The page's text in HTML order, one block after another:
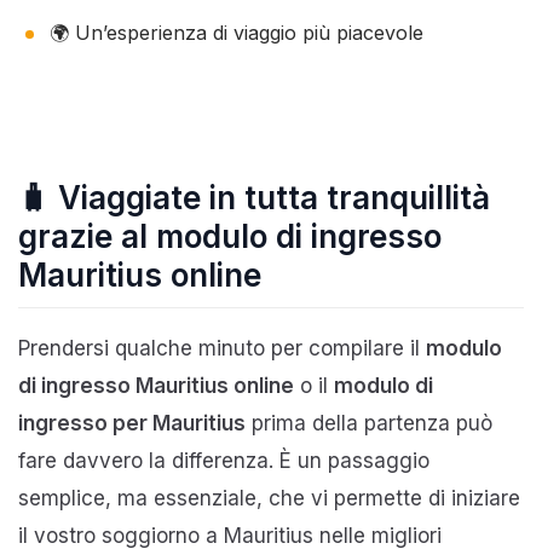
🌍 Un’esperienza di viaggio più piacevole
🧳 Viaggiate in tutta tranquillità
grazie al modulo di ingresso
Mauritius online
Prendersi qualche minuto per compilare il modulo
di ingresso Mauritius online o il modulo di
ingresso per Mauritius prima della partenza può
fare davvero la differenza. È un passaggio
semplice, ma essenziale, che vi permette di iniziare
il vostro soggiorno a Mauritius nelle migliori